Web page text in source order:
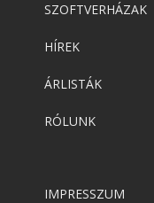
SZOFTVERHÁZAK
HÍREK
ÁRLISTÁK
RÓLUNK
IMPRESSZUM